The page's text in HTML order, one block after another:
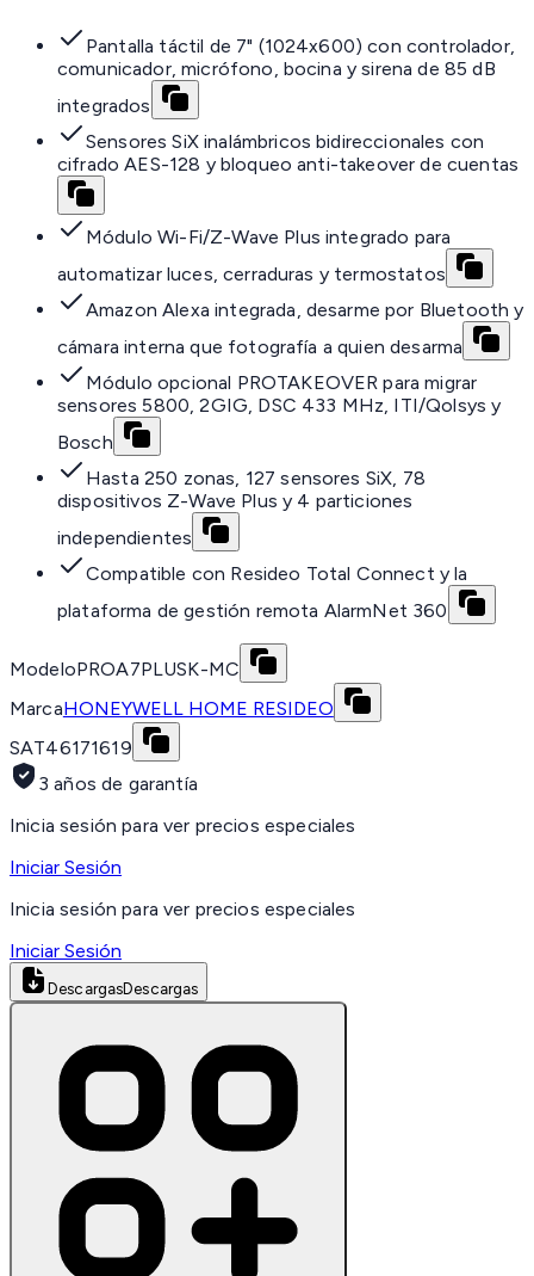
Pantalla táctil de 7" (1024x600) con controlador,
comunicador, micrófono, bocina y sirena de 85 dB
integrados
Sensores SiX inalámbricos bidireccionales con
cifrado AES-128 y bloqueo anti-takeover de cuentas
Módulo Wi-Fi/Z-Wave Plus integrado para
automatizar luces, cerraduras y termostatos
Amazon Alexa integrada, desarme por Bluetooth y
cámara interna que fotografía a quien desarma
Módulo opcional PROTAKEOVER para migrar
sensores 5800, 2GIG, DSC 433 MHz, ITI/Qolsys y
Bosch
Hasta 250 zonas, 127 sensores SiX, 78
dispositivos Z-Wave Plus y 4 particiones
independientes
Compatible con Resideo Total Connect y la
plataforma de gestión remota AlarmNet 360
ModeloPROA7PLUSK-MC
MarcaHONEYWELL HOME RESIDEO
SAT46171619
3 años de garantía
Inicia sesión para ver precios especiales
Iniciar Sesión
Inicia sesión para ver precios especiales
Iniciar Sesión
DescargasDescargas